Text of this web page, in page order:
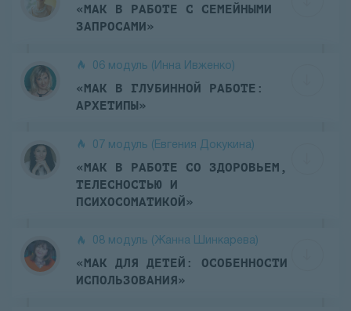
«МАК В РАБОТЕ С СЕМЕЙНЫМИ
ЗАПРОСАМИ»
06 модуль (Инна Ивженко)
«МАК В ГЛУБИННОЙ РАБОТЕ:
АРХЕТИПЫ»
07 модуль (Евгения Докукина)
«МАК В РАБОТЕ СО ЗДОРОВЬЕМ,
ТЕЛЕСНОСТЬЮ И
ПСИХОСОМАТИКОЙ»
08 модуль (Жанна Шинкарева)
«МАК ДЛЯ ДЕТЕЙ: ОСОБЕННОСТИ
ИСПОЛЬЗОВАНИЯ»